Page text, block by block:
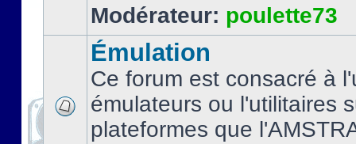
Modérateur: poulette73
Émulation
Ce forum est consacré à
émulateurs ou l'utilitaires
plateformes que